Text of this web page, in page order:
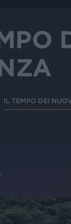
IL TEMPO DEI